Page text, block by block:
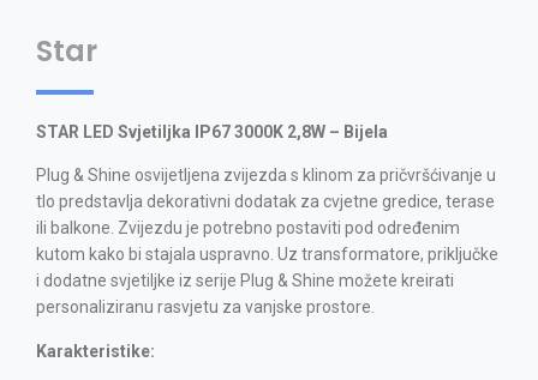
Star
STAR LED Svjetiljka IP67 3000K 2,8W – Bijela
Plug & Shine osvijetljena zvijezda s klinom za pričvršćivanje u
tlo predstavlja dekorativni dodatak za cvjetne gredice, terase
ili balkone. Zvijezdu je potrebno postaviti pod određenim
kutom kako bi stajala uspravno. Uz transformatore, priključke
i dodatne svjetiljke iz serije Plug & Shine možete kreirati
personaliziranu rasvjetu za vanjske prostore.
Karakteristike: